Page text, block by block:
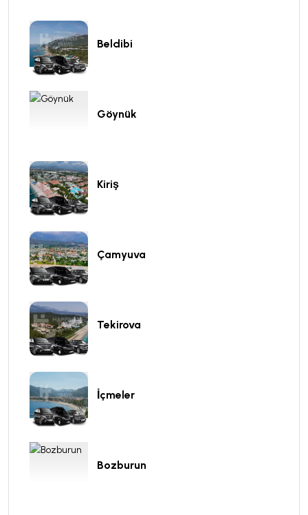
Beldibi
Göynük
Kiriş
Çamyuva
Tekirova
İçmeler
Bozburun